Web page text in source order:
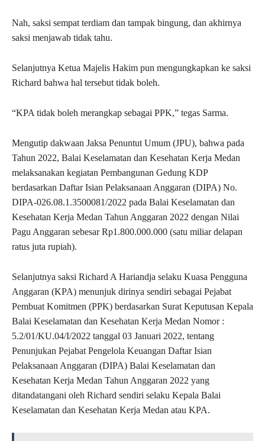
Nah, saksi sempat terdiam dan tampak bingung, dan akhirnya
saksi menjawab tidak tahu.
Selanjutnya Ketua Majelis Hakim pun mengungkapkan ke saksi
Richard bahwa hal tersebut tidak boleh.
“KPA tidak boleh merangkap sebagai PPK,” tegas Sarma.
Mengutip dakwaan Jaksa Penuntut Umum (JPU), bahwa pada
Tahun 2022, Balai Keselamatan dan Kesehatan Kerja Medan
melaksanakan kegiatan Pembangunan Gedung KDP
berdasarkan Daftar Isian Pelaksanaan Anggaran (DIPA) No.
DIPA-026.08.1.3500081/2022 pada Balai Keselamatan dan
Kesehatan Kerja Medan Tahun Anggaran 2022 dengan Nilai
Pagu Anggaran sebesar Rp1.800.000.000 (satu miliar delapan
ratus juta rupiah).
Selanjutnya saksi Richard A Hariandja selaku Kuasa Pengguna
Anggaran (KPA) menunjuk dirinya sendiri sebagai Pejabat
Pembuat Komitmen (PPK) berdasarkan Surat Keputusan Kepala
Balai Keselamatan dan Kesehatan Kerja Medan Nomor :
5.2/01/KU.04/I/2022 tanggal 03 Januari 2022, tentang
Penunjukan Pejabat Pengelola Keuangan Daftar Isian
Pelaksanaan Anggaran (DIPA) Balai Keselamatan dan
Kesehatan Kerja Medan Tahun Anggaran 2022 yang
ditandatangani oleh Richard sendiri selaku Kepala Balai
Keselamatan dan Kesehatan Kerja Medan atau KPA.